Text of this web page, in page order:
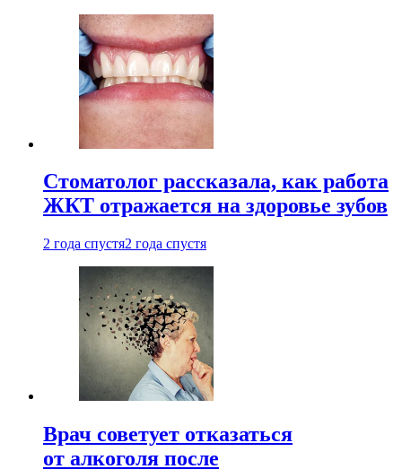
Стоматолог рассказала, как работа
ЖКТ отражается на здоровье зубов
2 года спустя2 года спустя
Врач советует отказаться
от алкоголя после